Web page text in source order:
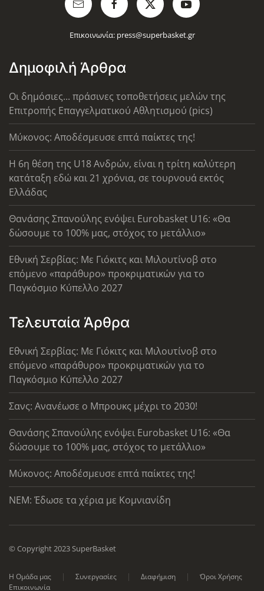
Επικοινωνία: press@superbasket.gr
Δημοφιλή Άρθρα
Οι δημόσιες... πράσινες τοποθετήσεις μελών της
Επιτροπής Επαγγελματικού Αθλητισμού (pics)
Μύκονος: Αποδέσμευσε επτά παίκτες της!
Η 6η θέση της U18 Ανδρών, είναι η τρίτη καλύτερη
κατάταξη εδώ και 21 χρόνια, σε τουρνουά εκτός
Ελλάδας
Θανάσης Σπανούλης ενόψει Eurobasket U16: «Θα
δώσουμε το 100% μας, στόχος το μετάλλιο»
Εθνική Σερβίας: Με Γιόκιτς και Μιλουτίνοβ στο
επόμενο «παράθυρο» προκριματικών για το
Παγκόσμιο Κύπελλο 2027
Τελευταία Άρθρα
Εθνική Σερβίας: Με Γιόκιτς και Μιλουτίνοβ στο
επόμενο «παράθυρο» προκριματικών για το
Παγκόσμιο Κύπελλο 2027
Σανς: Ανανέωσε ο Μπρουκς μέχρι το 2030!
Θανάσης Σπανούλης ενόψει Eurobasket U16: «Θα
δώσουμε το 100% μας, στόχος το μετάλλιο»
Μύκονος: Αποδέσμευσε επτά παίκτες της!
ΝΕΜ: Έδωσε τα χέρια με Κομνιανίδη
© Copyright 2023 SuperBasket
Η Ομάδα μας Συνεργασίες Διαφήμιση
Όροι Χρήσης
Επικοινωνία